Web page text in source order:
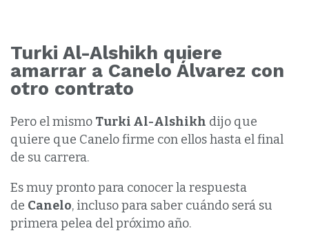
Turki Al-Alshikh quiere
amarrar a Canelo Álvarez con
otro contrato
Pero el mismo Turki Al-Alshikh dijo que
quiere que Canelo firme con ellos hasta el final
de su carrera.
Es muy pronto para conocer la respuesta
de Canelo, incluso para saber cuándo será su
primera pelea del próximo año.